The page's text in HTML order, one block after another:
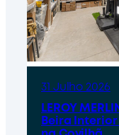
31 Julho 2026
LEROY
Beira Interior